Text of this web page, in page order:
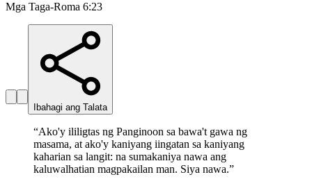
Mga Taga-Roma 6:23
Ibahagi ang Talata
“Ako'y ililigtas ng Panginoon sa bawa't gawa ng
masama, at ako'y kaniyang iingatan sa kaniyang
kaharian sa langit: na sumakaniya nawa ang
kaluwalhatian magpakailan man. Siya nawa.”